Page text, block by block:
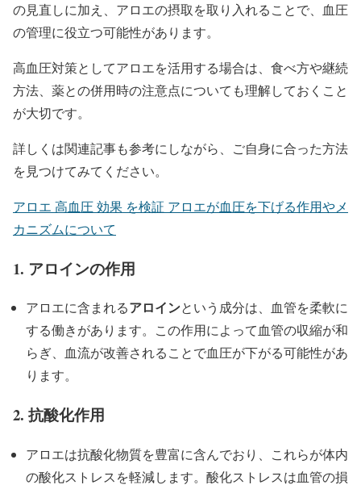
の見直しに加え、アロエの摂取を取り入れることで、血圧
の管理に役立つ可能性があります。
高血圧対策としてアロエを活用する場合は、食べ方や継続
方法、薬との併用時の注意点についても理解しておくこと
が大切です。
詳しくは関連記事も参考にしながら、ご自身に合った方法
を見つけてみてください。
アロエ 高血圧 効果 を検証 アロエが血圧を下げる作用やメ
カニズムについて
1. アロインの作用
アロエに含まれるアロインという成分は、血管を柔軟に
する働きがあります。この作用によって血管の収縮が和
らぎ、血流が改善されることで血圧が下がる可能性があ
ります。
2. 抗酸化作用
アロエは抗酸化物質を豊富に含んでおり、これらが体内
の酸化ストレスを軽減します。酸化ストレスは血管の損